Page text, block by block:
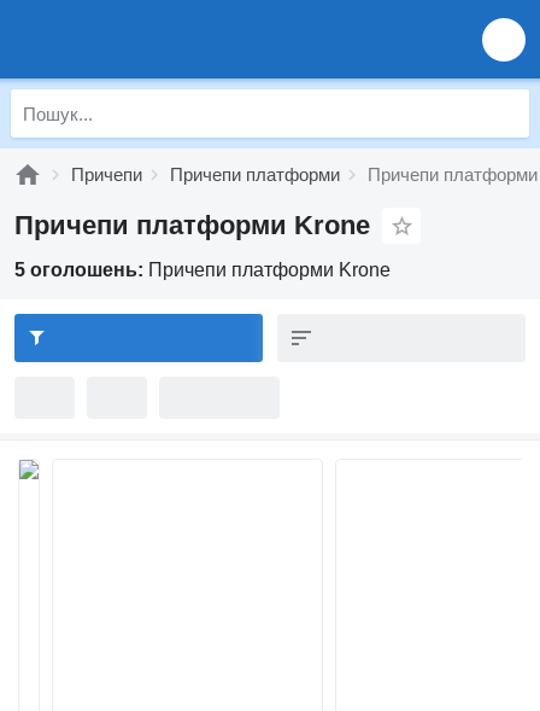
Причепи Причепи платформи Причепи
Причепи платформи Krone
5 оголошень: Причепи платформи Krone